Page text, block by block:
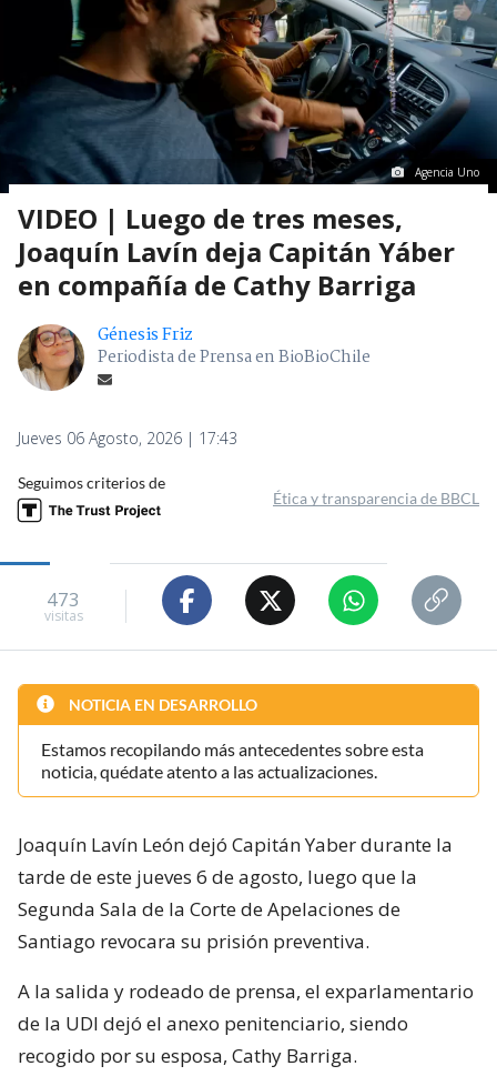
Agencia Uno
VIDEO | Luego de tres meses,
Joaquín Lavín deja Capitán Yáber
en compañía de Cathy Barriga
Génesis Friz
Periodista de Prensa en BioBioChile
Jueves 06 Agosto, 2026 | 17:43
Seguimos criterios de
Ética y transparencia de BBCL
473
visitas
NOTICIA EN DESARROLLO
Estamos recopilando más antecedentes sobre esta
noticia, quédate atento a las actualizaciones.
Joaquín Lavín León dejó Capitán Yaber durante la
tarde de este jueves 6 de agosto, luego que la
Segunda Sala de la Corte de Apelaciones de
Santiago revocara su prisión preventiva.
A la salida y rodeado de prensa, el exparlamentario
de la UDI dejó el anexo penitenciario, siendo
recogido por su esposa, Cathy Barriga.